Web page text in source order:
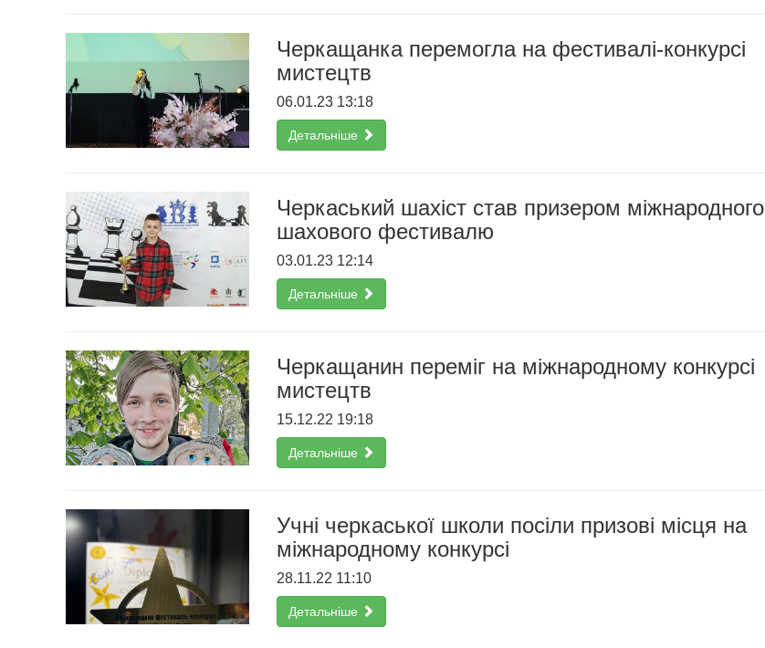
Черкащанка перемогла на фестивалі-конкурсі
мистецтв
06.01.23 13:18
Детальніше
Черкаський шахіст став призером міжнародного
шахового фестивалю
03.01.23 12:14
Детальніше
Черкащанин переміг на міжнародному конкурсі
мистецтв
15.12.22 19:18
Детальніше
Учні черкаської школи посіли призові місця на
міжнародному конкурсі
28.11.22 11:10
Детальніше